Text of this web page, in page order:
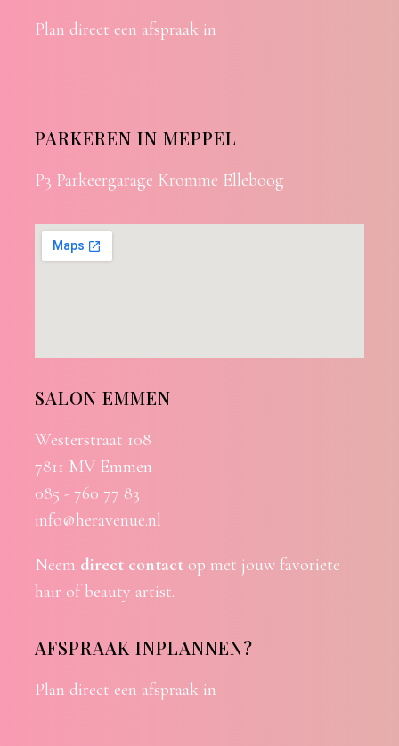
Plan direct een afspraak in
PARKEREN IN MEPPEL
P3 Parkeergarage Kromme Elleboog
SALON EMMEN
Westerstraat 108
7811 MV Emmen
085 - 760 77 83
info@heravenue.nl
Neem direct contactop met jouw favoriete
hair of beauty artist.
AFSPRAAK INPLANNEN?
Plan direct een afspraak in